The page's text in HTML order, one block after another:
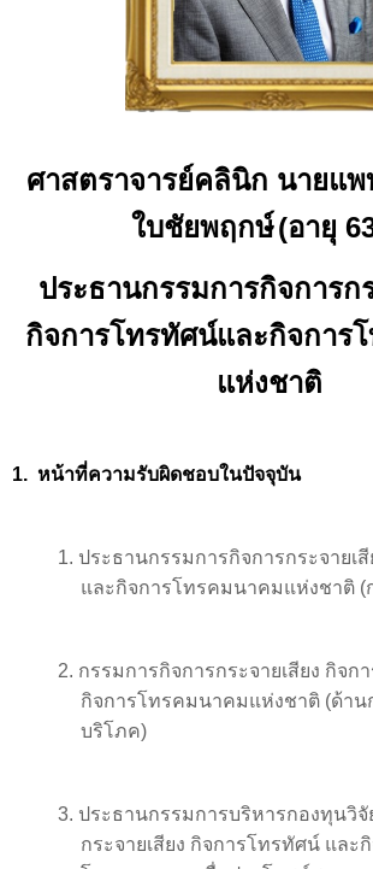
ศาสตราจารย์คลินิก นายแ
ใบชัยพฤกษ์(อายุ
ประธานกรรมการกิจการก
กิจการโทรทัศน์และกิจการ
แห่งชาติ
1. หน้าที่ความรับผิดชอบในปัจจุบัน
1. ประธานกรรมการกิจการกระจายเ
และกิจการโทรคมนาคมแห่งชาติ(
2. กรรมการกิจการกระจายเสียง กิจก
กิจการโทรคมนาคมแห่งชาติ (ด้าน
บริโภค)
3. ประธานกรรมการบริหารกองทุนวิ
กระจายเสียง กิจการโทรทัศน์ และ